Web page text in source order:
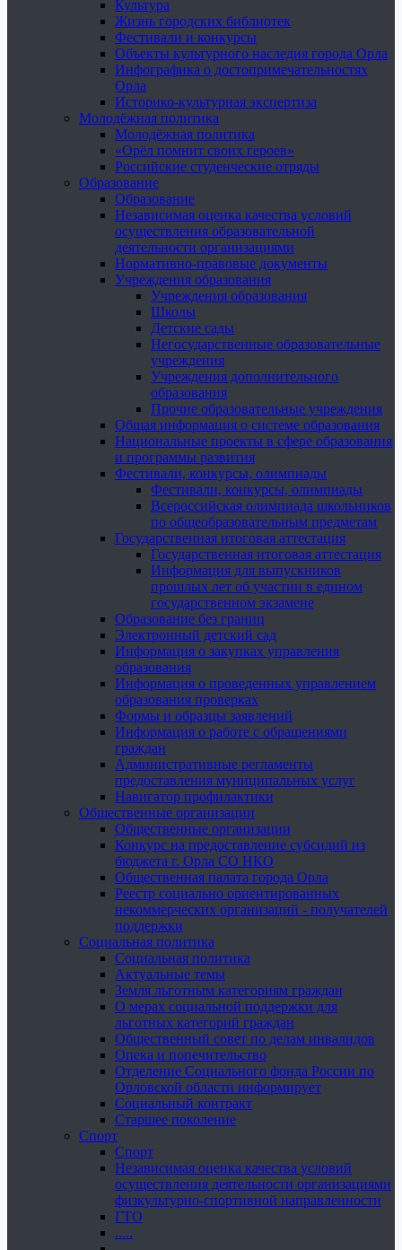
Культура
Жизнь городских библиотек
Фестивали и конкурсы
Объекты культурного наследия города Орла
Инфографика о достопримечательностях
Орла
Историко-культурная экспертиза
Молодёжная политика
Молодёжная политика
«Орёл помнит своих героев»
Российские студенческие отряды
Образование
Образование
Независимая оценка качества условий
осуществления образовательной
деятельности организациями
Нормативно-правовые документы
Учреждения образования
Учреждения образования
Школы
Детские сады
Негосударственные образовательные
учреждения
Учреждения дополнительного
образования
Прочие образовательные учреждения
Общая информация о системе образования
Национальные проекты в сфере образования
и программы развития
Фестивали, конкурсы, олимпиады
Фестивали, конкурсы, олимпиады
Всероссийская олимпиада школьников
по общеобразовательным предметам
Государственная итоговая аттестация
Государственная итоговая аттестация
Информация для выпускников
прошлых лет об участии в едином
государственном экзамене
Образование без границ
Электронный детский сад
Информация о закупках управления
образования
Информация о проведенных управлением
образования проверках
Формы и образцы заявлений
Информация о работе с обращениями
граждан
Административные регламенты
предоставления муниципальных услуг
Навигатор профилактики
Общественные организации
Общественные организации
Конкурс на предоставление субсидий из
бюджета г. Орла СО НКО
Общественная палата города Орла
Реестр социально ориентированных
некоммерческих организаций - получателей
поддержки
Социальная политика
Социальная политика
Актуальные темы
Земля льготным категориям граждан
О мерах социальной поддержки для
льготных категорий граждан
Общественный совет по делам инвалидов
Опека и попечительство
Отделение Социального фонда России по
Орловской области информирует
Социальный контракт
Старшее поколение
Спорт
Спорт
Независимая оценка качества условий
осуществления деятельности организациями
физкультурно-спортивной направленности
ГТО
.....